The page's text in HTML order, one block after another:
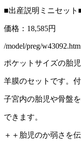
■出産説明ミニセット
価格：18,585円
/model/preg/w43092.htm
ポケットサイズの胎
羊膜のセットです。
子宮内の胎児や骨盤
できます。
＋＋胎児のか弱さを